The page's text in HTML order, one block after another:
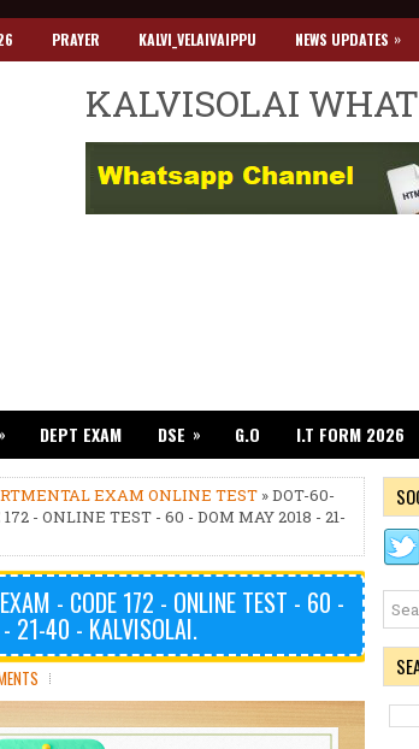
PRAYER KALVI_VELAIVAIPPU NEWS UPDATES »
KALVISOLAI
» DEPT EXAM DSE » G.O I.T FORM 2026
EXAM ONLINE TEST » DOT-60-
- ONLINE TEST - 60 - DOM MAY 2018 - 21-
- CODE 172 - ONLINE TEST - 60 -
21-40 - KALVISOLAI.